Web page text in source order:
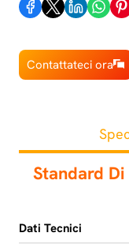
Contattateci ora
Standard
Dati Tecnici